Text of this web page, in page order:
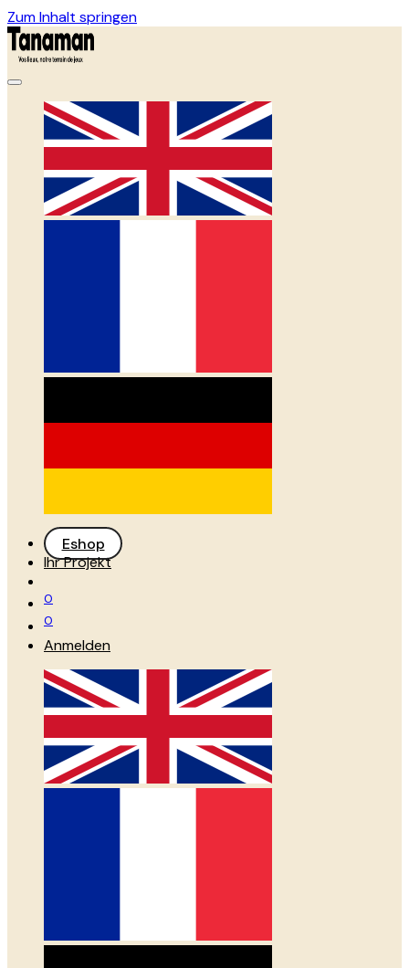
Zum Inhalt springen
Eshop
Ihr Projekt
0
0
Anmelden